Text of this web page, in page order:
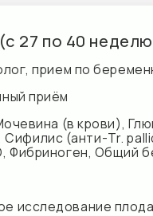
исследование
вены
мазка